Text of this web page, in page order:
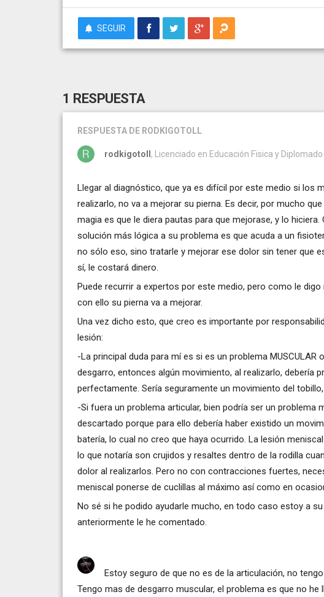
SEGUIR
1 RESPUESTA
RESPUESTA DE RODKIGOTOLL
rodkigotoll , Licenciado en Educación Fïsica y
Llegar al diagnóstico, que ya es difícil por este medio si los
realizarlo, no va a mejorar su pierna. Es decir, por mucho
magia es que le diera pautas para que mejorase, y lo
solución más lógica a su problema es que acuda a un
no sólo eso, sino tratarle y mejorar ese dolor sin tener que
sí, le costará dinero.
Puede recurrir a expertos por este medio, pero como le
con ello su pierna va a mejorar.
Una vez dicho esto, que creo es importante por
lesión:
-La principal duda para mí es si es un problema MUSCULAR
desgarro, entonces algún movimiento, al realizarlo, debería
perfectamente. Sería seguramente un movimiento del
-Si fuera un problema articular, bien podría ser un problema
descartado porque para ello debería haber existido un
batería, lo cual no creo que haya ocurrido. La lesión
lo que notaría son crujidos y resaltes dentro de la rodilla
dolor al realizarlos. Pero no con contracciones fuertes,
meniscal ponerse de cuclillas al máximo así como en
No sé si he podido ayudarle mucho, en todo caso estoy a
anteriormente le he comentado.
Estoy seguro de que no es de la articulación, no
Tengo mas de desgarro muscular, el problema es que no